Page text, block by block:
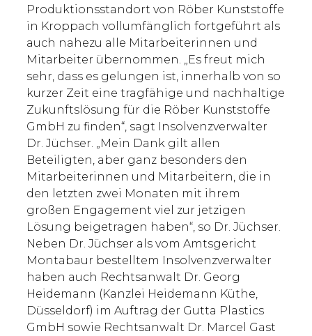
Produktionsstandort von Röber Kunststoffe
in Kroppach vollumfänglich fortgeführt als
auch nahezu alle Mitarbeiterinnen und
Mitarbeiter übernommen. „Es freut mich
sehr, dass es gelungen ist, innerhalb von so
kurzer Zeit eine tragfähige und nachhaltige
Zukunftslösung für die Röber Kunststoffe
GmbH zu finden“, sagt Insolvenzverwalter
Dr. Jüchser. „Mein Dank gilt allen
Beteiligten, aber ganz besonders den
Mitarbeiterinnen und Mitarbeitern, die in
den letzten zwei Monaten mit ihrem
großen Engagement viel zur jetzigen
Lösung beigetragen haben“, so Dr. Jüchser.
Neben Dr. Jüchser als vom Amtsgericht
Montabaur bestelltem Insolvenzverwalter
haben auch Rechtsanwalt Dr. Georg
Heidemann (Kanzlei Heidemann Küthe,
Düsseldorf) im Auftrag der Gutta Plastics
GmbH sowie Rechtsanwalt Dr. Marcel Gast